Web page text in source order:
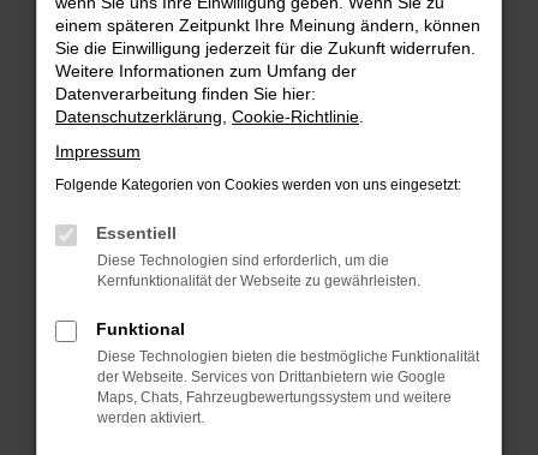
Beim Laden ist ein Fehler aufgetreten.
Hier sind ein paar Tipps, die dir helfen können:
Überprüfe deine Firewall und deine
Internetverbindung.
Laden andere Webseiten, zum Beispiel deine
Suchmaschine?
Prüfe deine Browsererweiterungen.
Manche Erweiterungen, wie Werbeblocker,
können das Laden bestimmter Seiten
verhindern. Funktioniert die Seite in einem
Fenster?
Starte dein Gerät neu.
Das kann manchmal helfen, vorübergehende
Probleme zu beheben.
einem späteren Zeitpunkt Ihre Meinung ändern, können
Sie die Einwilligung jederzeit für die Zukunft widerrufen.
Weitere Informationen zum Umfang der
Datenverarbeitung finden Sie hier:
Datenschutzerklärung Cookie-Richtlinie
Impressum
Folgende Kategorien von Cookies werden von uns eingesetzt:
Essentiell
Diese Technologien sind erforderlich, um die
Kernfunktionalität der Webseite zu gewährleisten.
Funktional
Diese Technologien bieten die bestmögliche Funktionalität
der Webseite. Services von Drittanbietern wie Google
Maps, Chats, Fahrzeugbewertungssystem und weitere
werden aktiviert.